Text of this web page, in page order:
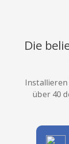
Die
Installieren
über 40